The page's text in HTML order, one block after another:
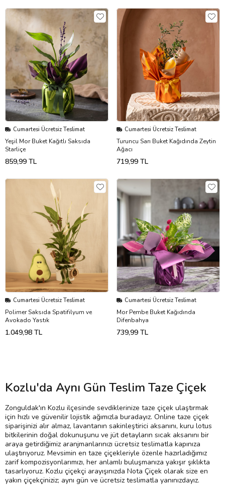
Cumartesi Ücretsiz Teslimat
Yeşil Mor Buket Kağıtlı Saksıda
Starliçe
859,99 TL
Cumartesi Ücretsiz Teslimat
Turuncu Sarı Buket Kağıdında Zeytin
Ağacı
719,99 TL
Cumartesi Ücretsiz Teslimat
Polimer Saksıda Spatifilyum ve
Avokado Yastık
1.049,98 TL
Cumartesi Ücretsiz Teslimat
Mor Pembe Buket Kağıdında
Difenbahya
739,99 TL
Kozlu'da Aynı Gün Teslim Taze Çiçek
Zonguldak'ın Kozlu ilçesinde sevdiklerinize taze çiçek ulaştırmak
için hızlı ve güvenilir lojistik ağımızla buradayız. Online taze çiçek
siparişinizi alır almaz, lavantanın sakinleştirici aksanını, kuru lotus
bitkilerinin doğal dokunuşunu ve jüt detayların sıcak aksanını bir
araya getirdiğimiz aranjmanlarınızı ücretsiz teslimatla kapınıza
ulaştırıyoruz. Mevsimin en taze çiçekleriyle özenle hazırladığımız
zarif kompozisyonlarımızı, her anlamlı buluşmanıza yakışır şıklıkta
tasarlıyoruz. Kozlu çiçekçi arayışınızda Nota Çiçek olarak size en
yakın çiçekçiniziz; aynı gün ve ücretsiz teslimatla yanınızdayız.